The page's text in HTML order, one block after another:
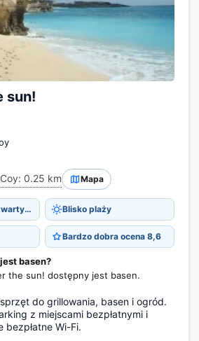
sun!
0.25 km Mapa
Basen odkryty (otwarty cały rok) Blisko plaży
Bardzo dobra ocena 8,6
basen?
the sun! dostępny jest basen.
do grillowania, basen i ogród.
z miejscami bezpłatnymi i
Wi-Fi.